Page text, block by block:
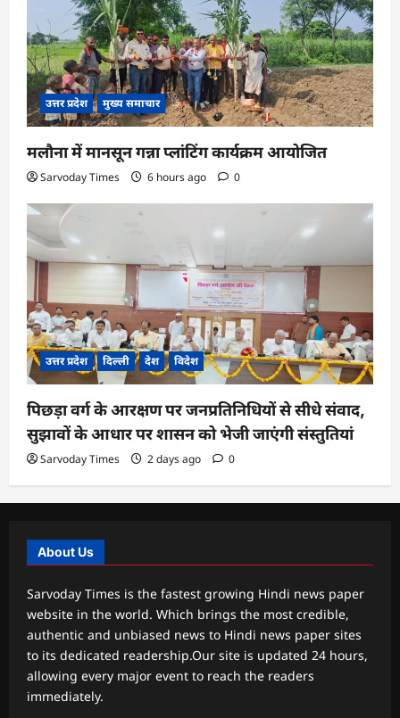
उत्तर प्रदेश मुख्य समाचार
मलौना में मानसून गन्ना प्लांटिंग कार्यक्रम आयोजित
Sarvoday Times 6 hours ago 0
उत्तर प्रदेश दिल्ली देश विदेश
पिछड़ा वर्ग के आरक्षण पर जनप्रतिनिधियों से सीधे संवाद,
सुझावों के आधार पर शासन को भेजी जाएंगी संस्तुतियां
Sarvoday Times 2 days ago 0
About Us
Sarvoday Times is the fastest growing Hindi news paper
website in the world. Which brings the most credible,
authentic and unbiased news to Hindi news paper sites
to its dedicated readership.Our site is updated 24 hours,
allowing every major event to reach the readers
immediately.